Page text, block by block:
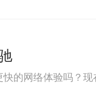
的网络体验吗？